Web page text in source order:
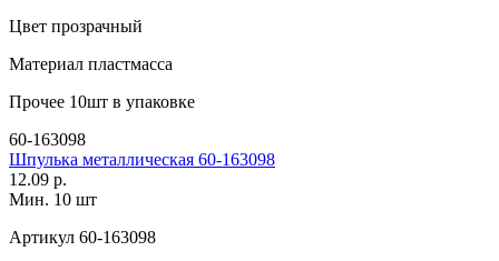
Цвет прозрачный
Материал пластмасса
Прочее 10шт в упаковке
60-163098
Шпулька металлическая 60-163098
12.09 р.
Мин. 10 шт
Артикул 60-163098